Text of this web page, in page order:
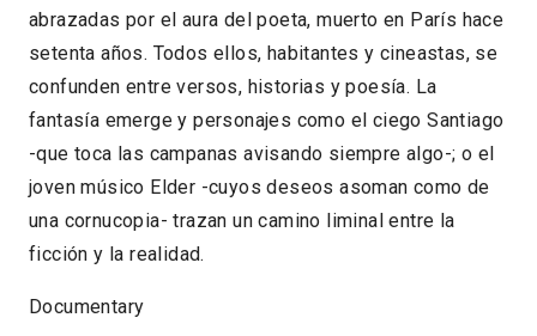
abrazadas por el aura del poeta, muerto en París hace
setenta años. Todos ellos, habitantes y cineastas, se
confunden entre versos, historias y poesía. La
fantasía emerge y personajes como el ciego Santiago
-que toca las campanas avisando siempre algo-; o el
joven músico Elder -cuyos deseos asoman como de
una cornucopia- trazan un camino liminal entre la
ficción y la realidad.
Documentary